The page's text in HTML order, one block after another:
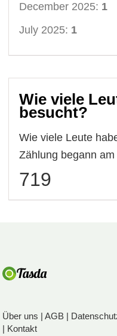
December 2025: 1
July 2025: 1
Wie viele
besucht?
Wie viele Leute
Zählung begann
719
Über uns |AGB |
| Kontakt